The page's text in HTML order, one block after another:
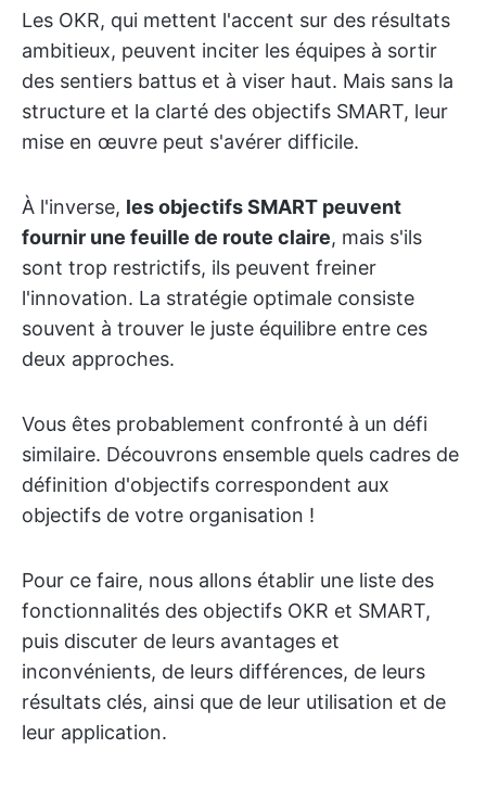
Les OKR, qui mettent l'accent sur des résultats
ambitieux, peuvent inciter les équipes à sortir
des sentiers battus et à viser haut. Mais sans la
structure et la clarté des objectifs SMART, leur
mise en œuvre peut s'avérer difficile.
À l'inverse, les objectifs SMART peuvent
fournir une feuille de route claire, mais s'ils
sont trop restrictifs, ils peuvent freiner
l'innovation. La stratégie optimale consiste
souvent à trouver le juste équilibre entre ces
deux approches.
Vous êtes probablement confronté à un défi
similaire. Découvrons ensemble quels cadres de
définition d'objectifs correspondent aux
objectifs de votre organisation !
Pour ce faire, nous allons établir une liste des
fonctionnalités des objectifs OKR et SMART,
puis discuter de leurs avantages et
inconvénients, de leurs différences, de leurs
résultats clés, ainsi que de leur utilisation et de
leur application.